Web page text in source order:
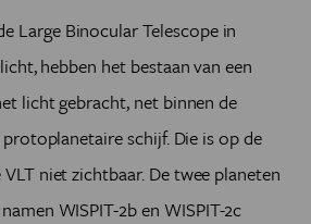
Large Binocular Telescope in
hebben het bestaan van een
licht gebracht, net binnen de
schijf. Die is op de
niet zichtbaar. De twee planeten
WISPIT-2b en WISPIT-2c